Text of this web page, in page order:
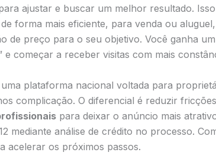
ajustar e buscar um melhor resultado.
forma mais eficiente, para venda ou
de preço para o seu objetivo. Você ganha
e começar a receber visitas com mais
plataforma nacional voltada para
complicação. O diferencial é reduzir
para deixar o anúncio mais
mediante análise de crédito no processo.
acelerar os próximos passos.